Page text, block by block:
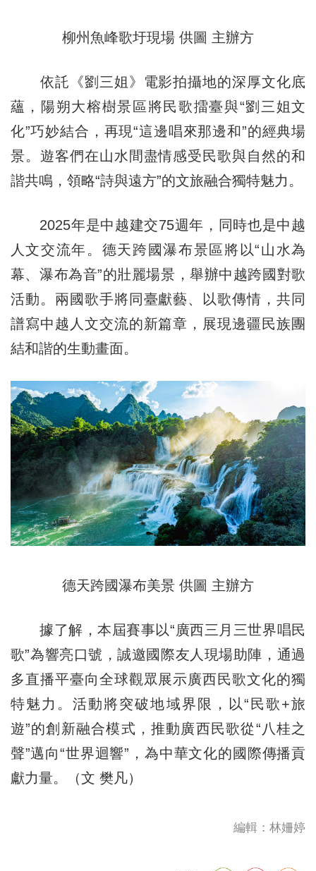
柳州魚峰歌圩現場 供圖 主辦方
依託《劉三姐》電影拍攝地的深厚文化底
蘊，陽朔大榕樹景區將民歌擂臺與“劉三姐文
化”巧妙結合，再現“這邊唱來那邊和”的經典場
景。遊客們在山水間盡情感受民歌與自然的和
諧共鳴，領略“詩與遠方”的文旅融合獨特魅力。
2025年是中越建交75週年，同時也是中越
人文交流年。德天跨國瀑布景區將以“山水為
幕、瀑布為音”的壯麗場景，舉辦中越跨國對歌
活動。兩國歌手將同臺獻藝、以歌傳情，共同
譜寫中越人文交流的新篇章，展現邊疆民族團
結和諧的生動畫面。
德天跨國瀑布美景 供圖 主辦方
據了解，本屆賽事以“廣西三月三世界唱民
歌”為響亮口號，誠邀國際友人現場助陣，通過
多直播平臺向全球觀眾展示廣西民歌文化的獨
特魅力。活動將突破地域界限，以“民歌+旅
遊”的創新融合模式，推動廣西民歌從“八桂之
聲”邁向“世界迴響”，為中華文化的國際傳播貢
獻力量。（文 樊凡）
編輯：林姍婷